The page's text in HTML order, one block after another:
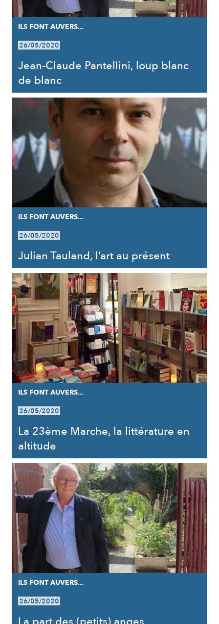
ILS FONT AUVERS...
26/05/2020
Jean-Claude Pantellini, loup blanc
de blanc
ILS FONT AUVERS...
26/05/2020
Julian Tauland, l’art au présent
ILS FONT AUVERS...
26/05/2020
La 23ème Marche, la littérature en
altitude
ILS FONT AUVERS...
26/05/2020